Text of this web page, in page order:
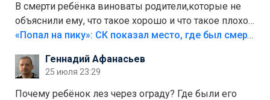
В смерти ребёнка виноваты родители,которые не
объяснили ему, что такое хорошо и что такое плохо!
Лезть через такой забор,верх безумия,есть же
свою судьбу.
«Попал на пику»: СК показал место, где был смертельно травмирован ребенок в Тольятти
Геннадий Афанасьев
25 июля 23:29
Почему ребёнок лез через ограду? Где были его